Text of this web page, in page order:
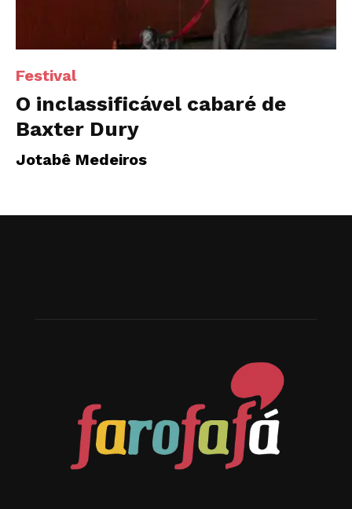
Festival
O inclassificável cabaré de
Baxter Dury
Jotabê Medeiros